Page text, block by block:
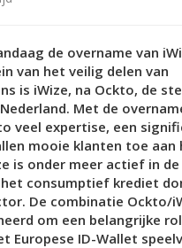
de overname van
van het veilig delen van
is iWize, na Ockto, de
Met de
veel expertise, een
mooie klanten toe aan
is onder meer actief in de
consumptief krediet
De combinatie Ockto/
om een belangrijke
Europese ID-Wallet